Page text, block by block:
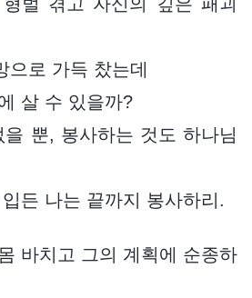
으로 가득 찼는데
살 수 있을까?
뿐, 봉사하는 것도 하나님
든 나는 끝까지 봉사하리.
바치고 그의 계획에 순종하